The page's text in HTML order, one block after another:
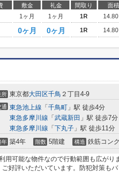
敷金 礼金 間取り 面積
1ヶ月 1ヶ月 1R 14.80
0ヶ月 0ヶ月 1R 14.80
所 東京都大田区千鳥 ２丁目4-9
通 東急池上線 「 千鳥町 」駅 徒歩4分
東急多摩川線 「 武蔵新田 」駅 徒歩7分
東急多摩川線 「 下丸子 」駅 徒歩11分
年 築4年 階数 5階建 構造 鉄筋コン
用可能な物件なので行動範囲も広がり
ご好評いただいています。防犯対策も